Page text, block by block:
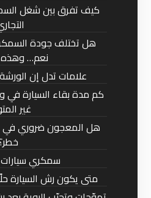
كيف تفرق بين شغل
هل تختلف جودة
نعم… وهذه
علامات تدل إن
كم مدة بقاء السيارة في
غير
هل المعجون ضروري في
سمكري
متى يكون رش السيارة